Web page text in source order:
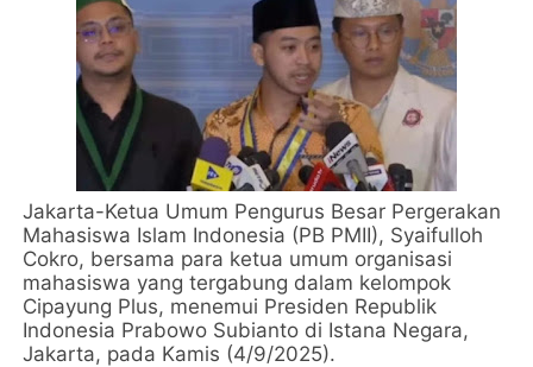
Jakarta-Ketua Umum Pengurus Besar Pergerakan
Mahasiswa Islam Indonesia (PB PMII), Syaifulloh
Cokro, bersama para ketua umum organisasi
mahasiswa yang tergabung dalam kelompok
Cipayung Plus, menemui Presiden Republik
Indonesia Prabowo Subianto di Istana Negara,
Jakarta, pada Kamis (4/9/2025).